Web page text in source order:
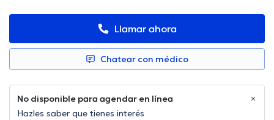
Llamar ahora
Chatear con médico
No disponible para agendar en línea
Hazles saber que tienes interés